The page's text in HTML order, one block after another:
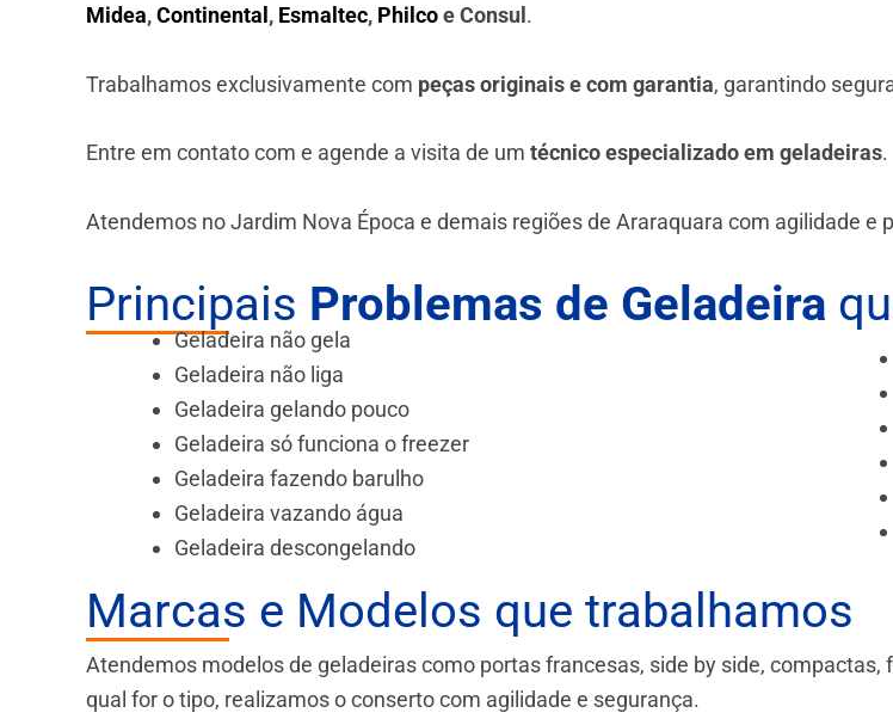
Midea,Continental , Esmaltec, Philcoe Consul .
Trabalhamos exclusivamente com peças originais e com garantia, garantindo
Entre em contato com e agende a visita de um técnico especializado em geladeiras.
Atendemos no Jardim Nova Época e demais regiões de Araraquara com agilidade e
Principais Problemas de Geladeira
Geladeira não gela
Geladeira não liga
Geladeira gelando pouco
Geladeira só funciona o freezer
Geladeira fazendo barulho
Geladeira vazando água
Geladeira descongelando
Marcas e Modelos que trabalhamos
Atendemos modelos de geladeiras como portas francesas, side by side, compactas,
qual for o tipo, realizamos o conserto com agilidade e segurança.